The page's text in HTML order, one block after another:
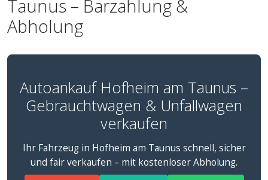
Taunus – Barzahlung &
Abholung
Autoankauf Hofheim am Taunus –
Gebrauchtwagen & Unfallwagen
verkaufen
Ihr Fahrzeug in Hofheim am Taunus schnell, sicher
und fair verkaufen – mit kostenloser Abholung.